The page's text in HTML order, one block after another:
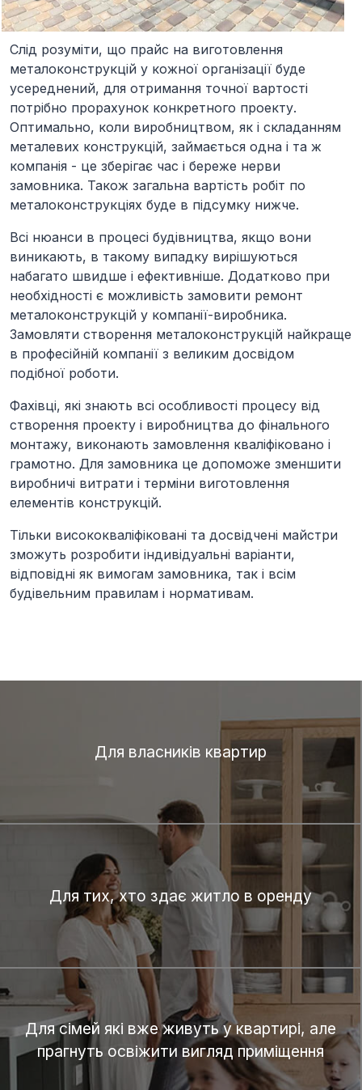
Слід розуміти, що прайс на виготовлення
металоконструкцій у кожної організації буде
усереднений, для отримання точної вартості
потрібно прорахунок конкретного проекту.
Оптимально, коли виробництвом, як і складанням
металевих конструкцій, займається одна і та ж
компанія - це зберігає час і береже нерви
замовника. Також загальна вартість робіт по
металоконструкціях буде в підсумку нижче.
Всі нюанси в процесі будівництва, якщо вони
виникають, в такому випадку вирішуються
набагато швидше і ефективніше. Додатково при
необхідності є можливість замовити ремонт
металоконструкцій у компанії-виробника.
Замовляти створення металоконструкцій найкраще
в професійній компанії з великим досвідом
подібної роботи.
Фахівці, які знають всі особливості процесу від
створення проекту і виробництва до фінального
монтажу, виконають замовлення кваліфіковано і
грамотно. Для замовника це допоможе зменшити
виробничі витрати і терміни виготовлення
елементів конструкцій.
Тільки висококваліфіковані та досвідчені майстри
зможуть розробити індивідуальні варіанти,
відповідні як вимогам замовника, так і всім
будівельним правилам і нормативам.
Для власників квартир
Для тих, хто здає житло в оренду
Для сімей які вже живуть у квартирі, але
прагнуть освіжити вигляд приміщення